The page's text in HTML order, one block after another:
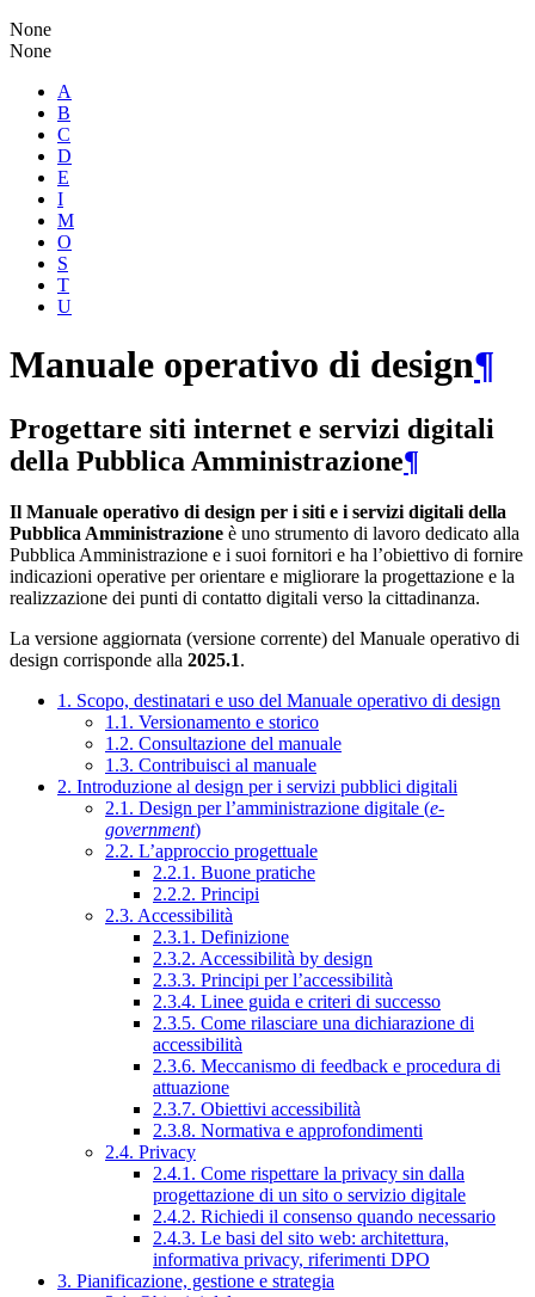
None
None
A
B
C
D
E
I
M
O
S
T
U
Manuale operativo di design¶
Progettare siti internet e servizi digitali
della Pubblica Amministrazione¶
Il Manuale operativo di design per i siti e i servizi digitali della
Pubblica Amministrazione è uno strumento di lavoro dedicato alla
Pubblica Amministrazione e i suoi fornitori e ha l’obiettivo di fornire
indicazioni operative per orientare e migliorare la progettazione e la
realizzazione dei punti di contatto digitali verso la cittadinanza.
La versione aggiornata (versione corrente) del Manuale operativo di
design corrisponde alla 2025.1.
1. Scopo, destinatari e uso del Manuale operativo di design
1.1. Versionamento e storico
1.2. Consultazione del manuale
1.3. Contribuisci al manuale
2. Introduzione al design per i servizi pubblici digitali
2.1. Design per l’amministrazione digitale (e-
government)
2.2. L’approccio progettuale
2.2.1. Buone pratiche
2.2.2. Principi
2.3. Accessibilità
2.3.1. Definizione
2.3.2. Accessibilità by design
2.3.3. Principi per l’accessibilità
2.3.4. Linee guida e criteri di successo
2.3.5. Come rilasciare una dichiarazione di
accessibilità
2.3.6. Meccanismo di feedback e procedura di
attuazione
2.3.7. Obiettivi accessibilità
2.3.8. Normativa e approfondimenti
2.4. Privacy
2.4.1. Come rispettare la privacy sin dalla
progettazione di un sito o servizio digitale
2.4.2. Richiedi il consenso quando necessario
2.4.3. Le basi del sito web: architettura,
informativa privacy, riferimenti DPO
3. Pianificazione, gestione e strategia